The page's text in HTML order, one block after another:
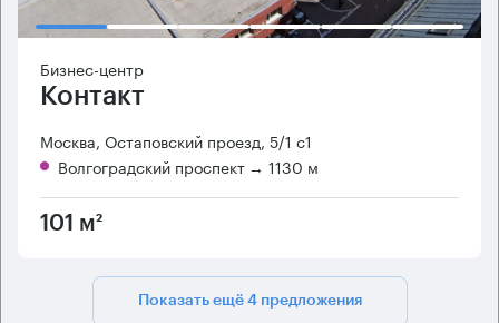
Бизнес-центр
Контакт
Москва, Остаповский проезд, 5/1 с1
Волгоградский проспект → 1130 м
101 м²
Показать ещё 4 предложения